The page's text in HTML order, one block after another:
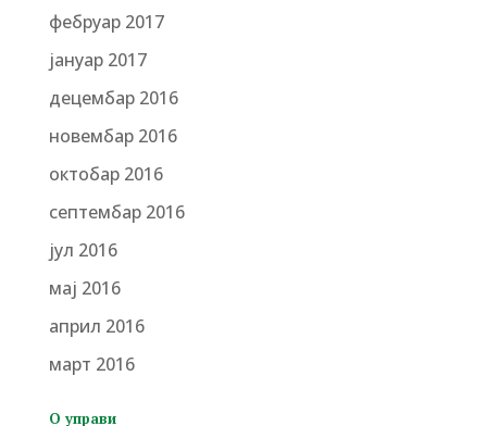
фебруар 2017
јануар 2017
децембар 2016
новембар 2016
октобар 2016
септембар 2016
јул 2016
мај 2016
април 2016
март 2016
О управи